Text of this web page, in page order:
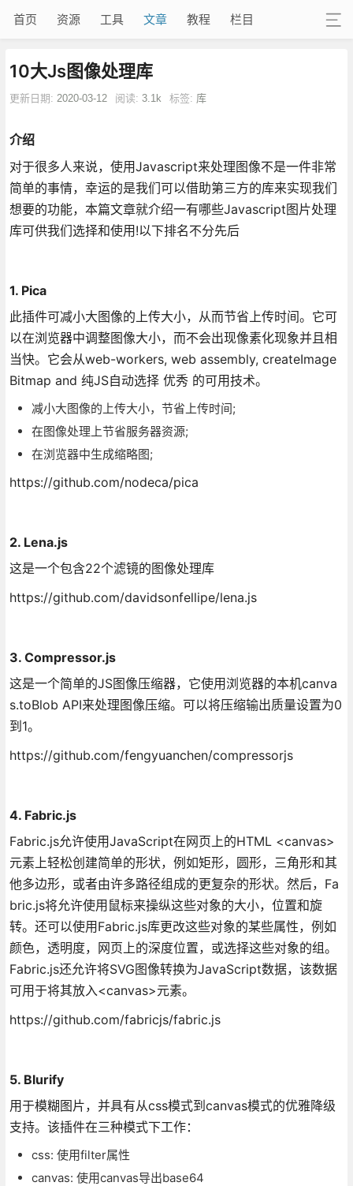
首页 资源 工具 文章 教程 栏目
10大Js图像处理库
更新日期: 2020-03-12 阅读: 3.1k 标签: 库
介绍
对于很多人来说，使用Javascript来处理图像不是一件非常
简单的事情，幸运的是我们可以借助第三方的库来实现我们
想要的功能，本篇文章就介绍一有哪些Javascript图片处理
库可供我们选择和使用!以下排名不分先后
1. Pica
此插件可减小大图像的上传大小，从而节省上传时间。它可
以在浏览器中调整图像大小，而不会出现像素化现象并且相
当快。它会从web-workers, web assembly, createImage
Bitmap and 纯JS自动选择 优秀 的可用技术。
减小大图像的上传大小，节省上传时间;
在图像处理上节省服务器资源;
在浏览器中生成缩略图;
https://github.com/nodeca/pica
2. Lena.js
这是一个包含22个滤镜的图像处理库
https://github.com/davidsonfellipe/lena.js
3. Compressor.js
这是一个简单的JS图像压缩器，它使用浏览器的本机canva
s.toBlob API来处理图像压缩。可以将压缩输出质量设置为0
到1。
https://github.com/fengyuanchen/compressorjs
4. Fabric.js
Fabric.js允许使用JavaScript在网页上的HTML <canvas>
元素上轻松创建简单的形状，例如矩形，圆形，三角形和其
他多边形，或者由许多路径组成的更复杂的形状。然后，Fa
bric.js将允许使用鼠标来操纵这些对象的大小，位置和旋
转。还可以使用Fabric.js库更改这些对象的某些属性，例如
颜色，透明度，网页上的深度位置，或选择这些对象的组。
Fabric.js还允许将SVG图像转换为JavaScript数据，该数据
可用于将其放入<canvas>元素。
https://github.com/fabricjs/fabric.js
5. Blurify
用于模糊图片，并具有从css模式到canvas模式的优雅降级
支持。该插件在三种模式下工作：
css: 使用filter属性
canvas: 使用canvas导出base64